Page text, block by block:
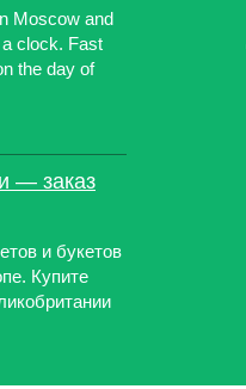
Moscow and
clock. Fast
the day of
— заказ
и букетов
Купите